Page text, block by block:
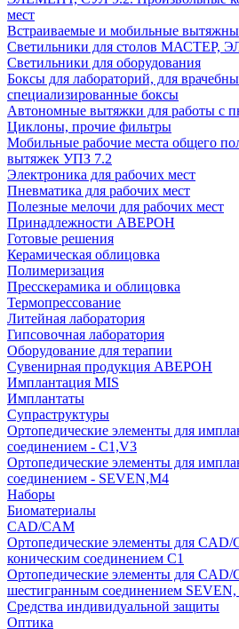
мест
Встраиваемые и мобильные
Светильники для столов МАСТЕР,
Светильники для оборудования
Боксы для лабораторий, для
специализированные боксы
Автономные вытяжки для работы с
Циклоны, прочие фильтры
Мобильные рабочие места общего
вытяжек УПЗ 7.2
Электроника для рабочих мест
Пневматика для рабочих мест
Полезные мелочи для рабочих мест
Принадлежности АВЕРОН
Готовые решения
Керамическая облицовка
Полимеризация
Пресскерамика и облицовка
Термопрессование
Литейная лаборатория
Гипсовочная лаборатория
Оборудование для терапии
Сувенирная продукция АВЕРОН
Имплантация MIS
Имплантаты
Супраструктуры
Ортопедические элементы для
соединением - C1,V3
Ортопедические элементы для
соединением - SEVEN,M4
Наборы
Биоматериалы
CAD/CAM
Ортопедические элементы для CAD/
коническим соединением С1
Ортопедические элементы для CAD/
шестигранным соединением
Средства индивидуальной защиты
Оптика